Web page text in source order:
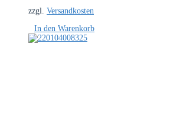
zzgl. Versandkosten
In den Warenkorb